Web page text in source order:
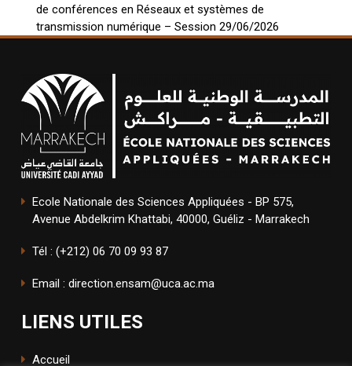
de conférences en Réseaux et systèmes de
transmission numérique – Session 29/06/2026
Ecole Nationale des Sciences Appliquées - BP 575,
Avenue Abdelkrim Khattabi, 40000, Guéliz - Marrakech
Tél : (+212) 06 70 09 93 87
Email : direction.ensam@uca.ac.ma
LIENS UTILES
Accueil